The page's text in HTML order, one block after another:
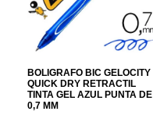
BOLIGRAFO BIC GELOCITY
QUICK DRY RETRACTIL
TINTA GEL AZUL PUNTA DE
0,7 MM